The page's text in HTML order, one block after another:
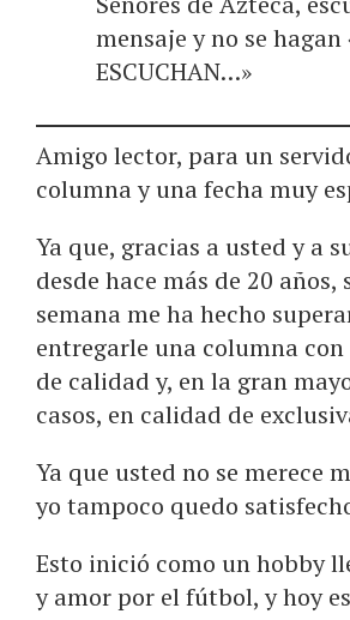
mensaje y no se
ESCUCHAN…»
Amigo lector, para un
columna y una fecha muy
Ya que, gracias a usted y a
desde hace más de 20 años,
semana me ha hecho
entregarle una columna
de calidad y, en la gran
casos, en calidad de
Ya que usted no se merece
yo tampoco quedo
Esto inició como un hobby
y amor por el fútbol, y hoy